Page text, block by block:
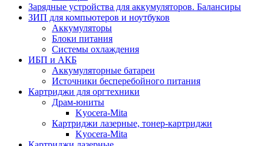
Зарядные устройства для аккумуляторов. Балансиры
ЗИП для компьютеров и ноутбуков
Аккумуляторы
Блоки питания
Системы охлаждения
ИБП и АКБ
Аккумуляторные батареи
Источники бесперебойного питания
Картриджи для оргтехники
Драм-юниты
Kyocera-Mita
Картриджи лазерные, тонер-картриджи
Kyocera-Mita